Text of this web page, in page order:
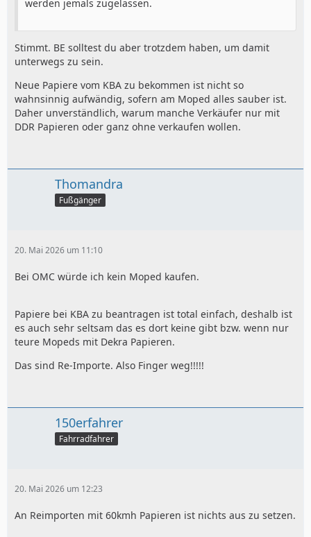
werden jemals zugelassen.
Stimmt. BE solltest du aber trotzdem haben, um damit
unterwegs zu sein.
Neue Papiere vom KBA zu bekommen ist nicht so
wahnsinnig aufwändig, sofern am Moped alles sauber ist.
Daher unverständlich, warum manche Verkäufer nur mit
DDR Papieren oder ganz ohne verkaufen wollen.
Thomandra
Fußgänger
20. Mai 2026 um 11:10
Bei OMC würde ich kein Moped kaufen.
Papiere bei KBA zu beantragen ist total einfach, deshalb ist
es auch sehr seltsam das es dort keine gibt bzw. wenn nur
teure Mopeds mit Dekra Papieren.
Das sind Re-Importe. Also Finger weg!!!!!
150erfahrer
Fahrradfahrer
20. Mai 2026 um 12:23
An Reimporten mit 60kmh Papieren ist nichts aus zu setzen.